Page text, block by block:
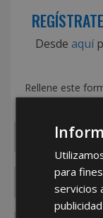
Desde aquí
Rellene este
para
servicios